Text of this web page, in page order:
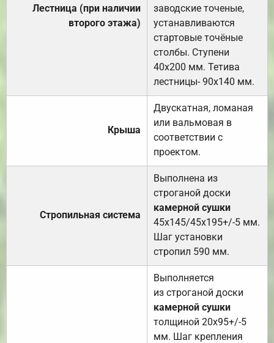
Лестница (при наличии
второго этажа)
заводские точеные,
устанавливаются
стартовые точёные
столбы. Ступени
40х200 мм. Тетива
лестницы- 90х140 мм.
Крыша
Двускатная, ломаная
или вальмовая в
соответствии с
проектом.
Стропильная система
Выполнена из
строганой доски
камерной сушки
45х145/45х195+/-5 мм.
Шаг установки
стропил 590 мм.
Выполняется
из строганой доски
камерной сушки
толщиной 20х95+/-5
мм. Шаг крепления